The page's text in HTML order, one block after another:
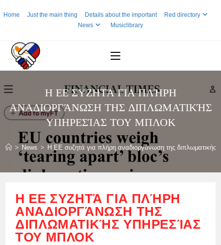
toHome Just the main thing Details about the important
Red directory
News
Musiclibrary
Η ΕΕ ΣΥΖΗΤΆ ΓΙΑ ΠΛΉΡΗ
ΑΝΑΔΙΟΡΓΆΝΩΣΗ ΤΗΣ ΔΙΠΛΩΜΑΤΙΚΉΣ
ΥΠΗΡΕΣΊΑΣ ΤΟΥ ΜΠΛΟΚ
> News > Η ΕΕ συζητά για πλήρη αναδιοργάνωση της διπλωματικής
Η ΕΕ ΣΥΖΗΤΆ ΓΙΑ ΠΛΉΡΗ
ΑΝΑΔΙΟΡΓΆΝΩΣΗ ΤΗΣ
ΔΙΠΛΩΜΑΤΙΚΉΣ ΥΠΗΡΕΣΊΑΣ
ΤΟΥ ΜΠΛΟΚ